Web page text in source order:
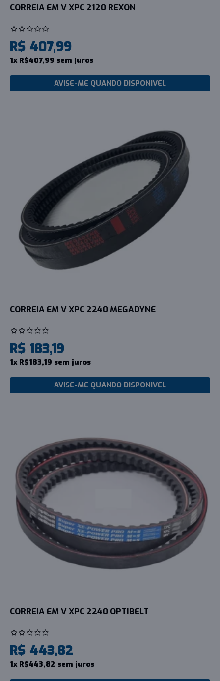
CORREIA EM V XPC 2120 REXON
R$ 407,99
1x R$407,99 sem juros
AVISE-ME QUANDO DISPONIVEL
CORREIA EM V XPC 2240 MEGADYNE
R$ 183,19
1x R$183,19 sem juros
AVISE-ME QUANDO DISPONIVEL
CORREIA EM V XPC 2240 OPTIBELT
R$ 443,82
1x R$443,82 sem juros